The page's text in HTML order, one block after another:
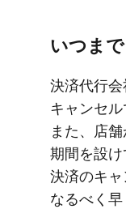
いつま
決済代行
キャンセル
また、​店
期間を​設け
決済の​キャ
なるべく​早